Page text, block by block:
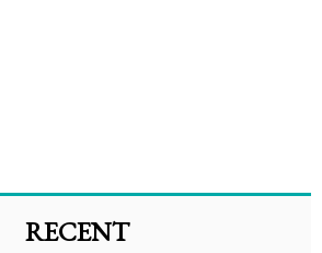
RECENT